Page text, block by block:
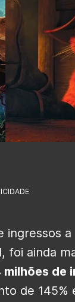
ingressos
foi ainda
milhões de
de 145%